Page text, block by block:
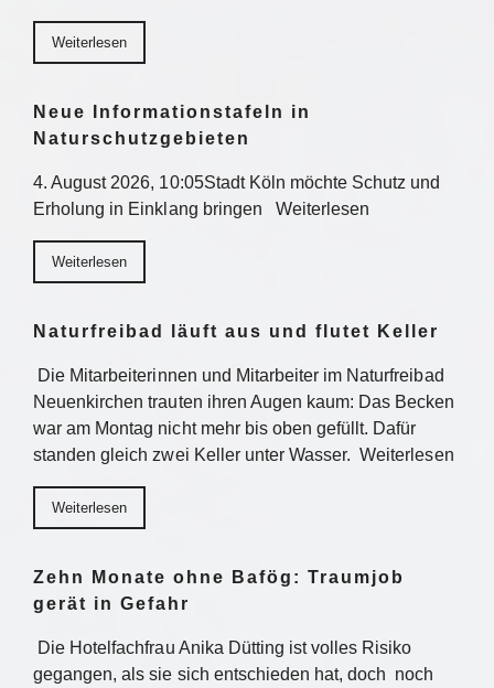
Weiterlesen
Neue Informationstafeln in
Naturschutzgebieten
4. August 2026, 10:05Stadt Köln möchte Schutz und
Erholung in Einklang bringen Weiterlesen
Weiterlesen
Naturfreibad läuft aus und flutet Keller
Die Mitarbeiterinnen und Mitarbeiter im Naturfreibad
Neuenkirchen trauten ihren Augen kaum: Das Becken
war am Montag nicht mehr bis oben gefüllt. Dafür
standen gleich zwei Keller unter Wasser. Weiterlesen
Weiterlesen
Zehn Monate ohne Bafög: Traumjob
gerät in Gefahr
Die Hotelfachfrau Anika Dütting ist volles Risiko
gegangen, als sie sich entschieden hat, doch noch